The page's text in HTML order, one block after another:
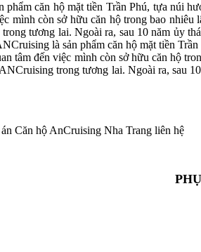
căn hộ mặt tiền Trần Phú, tựa núi
mình còn sở hữu căn hộ trong bao
tương lai. Ngoài ra, sau 10 năm ủy
là sản phẩm căn hộ mặt tiền
tâm đến việc mình còn sở hữu căn hộ
trong tương lai. Ngoài ra, sau
Căn hộ AnCruising Nha Trang liên hệ